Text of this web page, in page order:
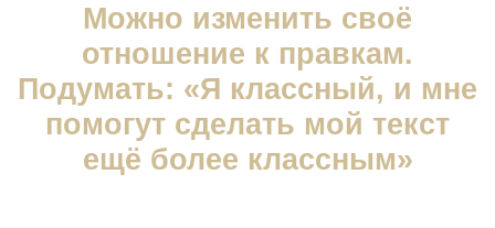
Можно изменить своё
отношение к правкам.
Подумать: «Я классный, и мне
помогут сделать мой текст
ещё более классным»